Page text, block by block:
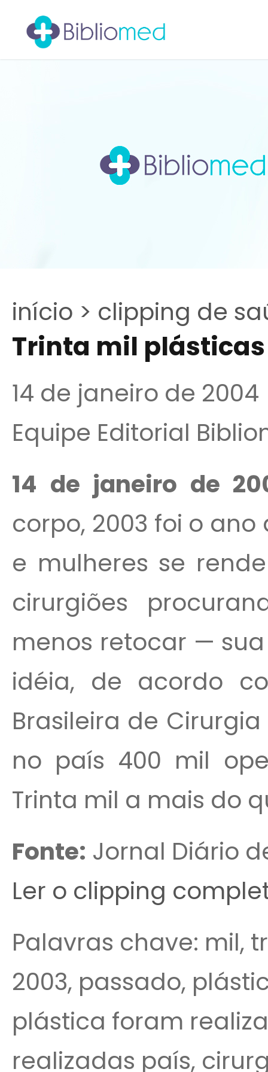
início > clipping de
Trinta mil
14 de janeiro de 2004
Equipe Editorial
14 de janeiro de
corpo, 2003 foi o
e mulheres se
cirurgiões
menos retocar —
idéia, de acordo
Brasileira de
no país 400 mil
Trinta mil a mais do
Fonte: Jornal Diário
Ler o clipping
Palavras chave: mil,
2003, passado,
plástica foram
realizadas país,